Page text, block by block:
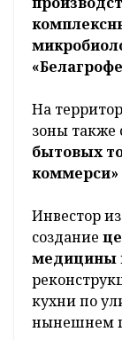
На
зоны также
бытовых
коммерси»
Инвестор
создание
медицины
кухни по
нынешнем